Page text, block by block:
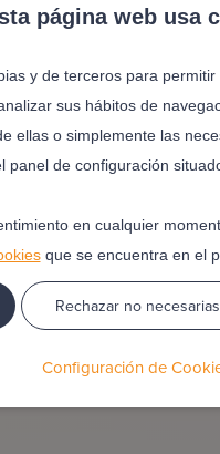
página web usa
y de terceros para
sus hábitos de
ellas o simplemente las
panel de configuración
en cualquier
que se encuentra en el
Rechazar no necesarias
Configuración de